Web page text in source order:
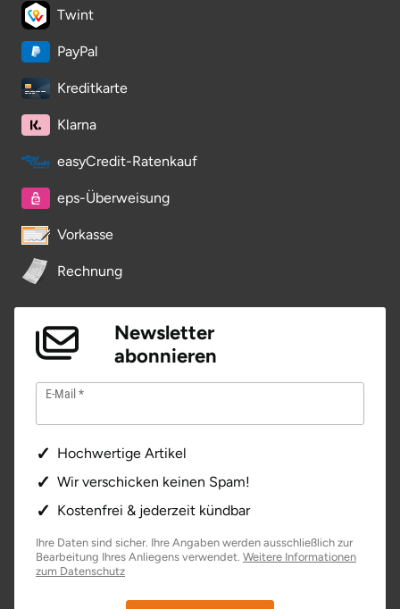
Twint
PayPal
Kreditkarte
Klarna
easyCredit-Ratenkauf
eps-Überweisung
Vorkasse
Rechnung
Newsletter
abonnieren
E-Mail
Hochwertige Artikel
Wir verschicken keinen Spam!
Kostenfrei & jederzeit kündbar
Ihre Daten sind sicher. Ihre Angaben werden ausschließlich zur
Bearbeitung Ihres Anliegens verwendet. Weitere Informationen
zum Datenschutz